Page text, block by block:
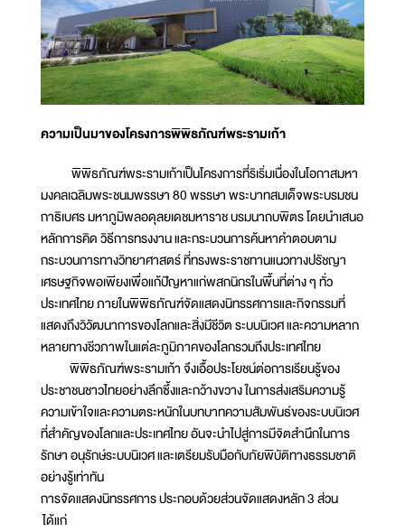
ความเป็นมาของโครงการพิพิธภัณฑ์พระรามเก้า
พิพิธภัณฑ์พระรามเก้าเป็นโครงการที่ริเริ่มเนื่องในโอกาสมหา
มงคลเฉลิมพระชนมพรรษา 80 พรรษา พระบาทสมเด็จพระบรมชน
กาธิเบศร มหาภูมิพลอดุลยเดชมหาราช บรมนาถบพิตร โดยนำเสนอ
หลักการคิด วิธีการทรงงาน และกระบวนการค้นหาคำตอบตาม
กระบวนการทางวิทยาศาสตร์ ที่ทรงพระราชทานแนวทางปรัชญา
เศรษฐกิจพอเพียงเพื่อแก้ปัญหาแก่พสกนิกรในพื้นที่ต่าง ๆ ทั่ว
ประเทศไทย ภายในพิพิธภัณฑ์จัดแสดงนิทรรศการและกิจกรรมที่
แสดงถึงวิวัฒนาการของโลกและสิ่งมีชีวิต ระบบนิเวศ และความหลาก
หลายทางชีวภาพในแต่ละภูมิภาคของโลกรวมถึงประเทศไทย
พิพิธภัณฑ์พระรามเก้า จึงเอื้อประโยชน์ต่อการเรียนรู้ของ
ประชาชนชาวไทยอย่างลึกซึ้งและกว้างขวาง ในการส่งเสริมความรู้
ความเข้าใจและความตระหนักในบทบาทความสัมพันธ์ของระบบนิเวศ
ที่สำคัญของโลกและประเทศไทย อันจะนำไปสู่การมีจิตสำนึกในการ
รักษา อนุรักษ์ระบบนิเวศ และเตรียมรับมือกับภัยพิบัติทางธรรมชาติ
อย่างรู้เท่าทัน
การจัดแสดงนิทรรศการ ประกอบด้วยส่วนจัดแสดงหลัก 3 ส่วน
ได้แก่